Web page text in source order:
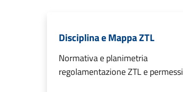
Disciplina e Mappa ZTL
Normativa e planimetria
regolamentazione ZTL e permessi